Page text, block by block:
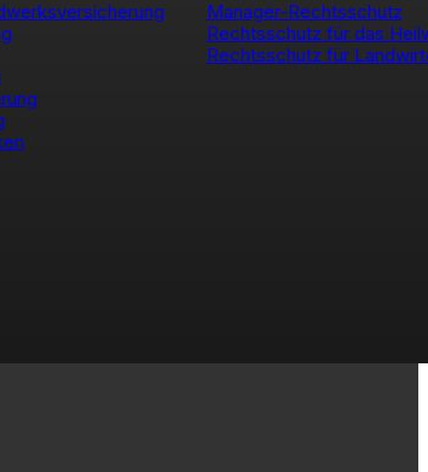
Manager-Rechtsschutz
Rechtsschutz für das
Rechtsschutz für